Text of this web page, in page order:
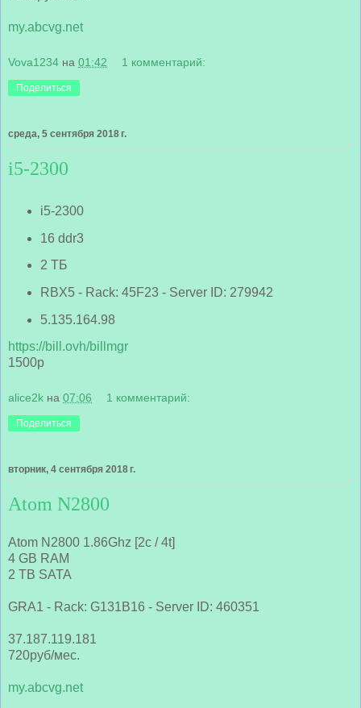
my.abcvg.net
Vova1234 на 01:42 1 комментарий:
Поделиться
среда, 5 сентября 2018 г.
i5-2300
i5-2300
16 ddr3
2 ТБ
RBX5 - Rack: 45F23 - Server ID: 279942
5.135.164.98
https://bill.ovh/billmgr
1500р
alice2k на 07:06 1 комментарий:
Поделиться
вторник, 4 сентября 2018 г.
Atom N2800
Atom N2800 1.86Ghz [2c / 4t]
4 GB RAM
2 TB SATA
GRA1 - Rack: G131B16 - Server ID: 460351
37.187.119.181
720руб/мес.
my.abcvg.net